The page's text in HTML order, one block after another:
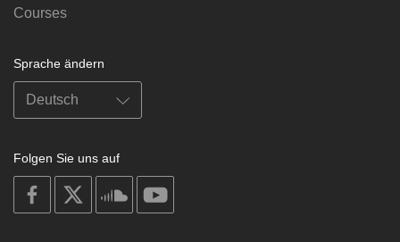
Courses
Sprache ändern
Folgen Sie uns auf
on
facebook
soundcloud